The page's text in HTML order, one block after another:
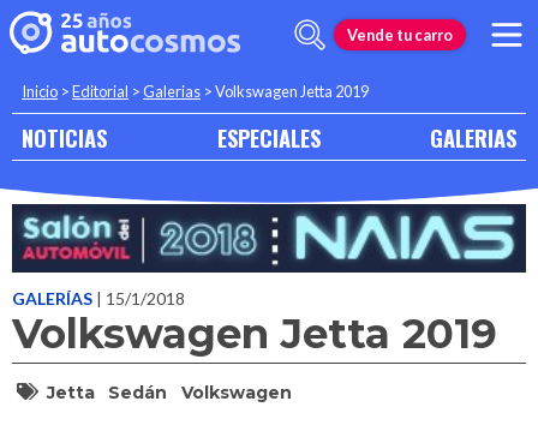
Vende tu carro
Inicio >Editorial >Galerias >Volkswagen Jetta 2019
NOTICIAS ESPECIALES GALERIAS
GALERÍAS | 15/1/2018
Volkswagen Jetta 2019
Jetta Sedán Volkswagen